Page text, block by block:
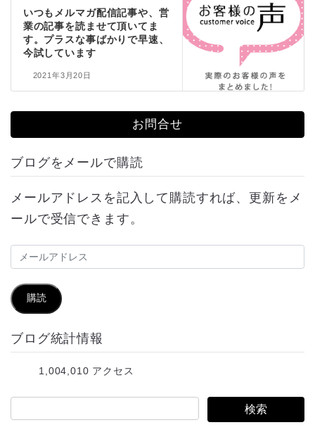
いつもメルマガ配信記事や、営
業の記事を読ませて頂いてま
す。プラスな事ばかりで早速、
今試しています
2021年3月20日
お問合せ
ブログをメールで購読
メールアドレスを記入して購読すれば、更新をメ
ールで受信できます。
メ
ル
ア
ド
購読
ブログ統計情報
1,004,010 アクセス